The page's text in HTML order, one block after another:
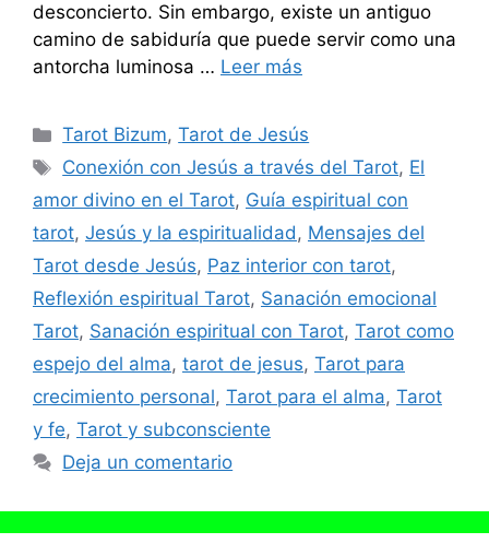
desconcierto. Sin embargo, existe un antiguo
camino de sabiduría que puede servir como una
antorcha luminosa … Leer más
Categorías
Tarot Bizum,Tarot de Jesús
Etiquetas
Conexión con Jesús a través del Tarot, El
amor divino en el Tarot, Guía espiritual con
tarot, Jesús y la espiritualidad, Mensajes del
Tarot desde Jesús, Paz interior con tarot,
Reflexión espiritual Tarot, Sanación emocional
Tarot, Sanación espiritual con Tarot, Tarot como
espejo del alma, tarot de jesus, Tarot para
crecimiento personal, Tarot para el alma, Tarot
y fe, Tarot y subconsciente
Deja un comentario